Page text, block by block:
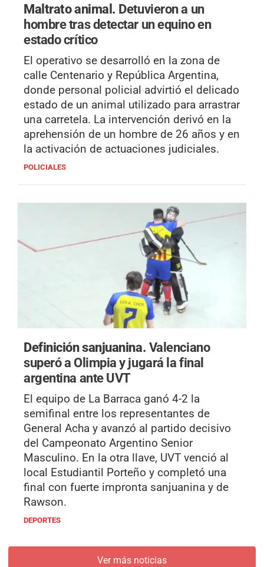
Maltrato animal. Detuvieron a un
hombre tras detectar un equino en
estado crítico
El operativo se desarrolló en la zona de
calle Centenario y República Argentina,
donde personal policial advirtió el delicado
estado de un animal utilizado para arrastrar
una carretela. La intervención derivó en la
aprehensión de un hombre de 26 años y en
la activación de actuaciones judiciales.
POLICIALES
Definición sanjuanina. Valenciano
superó a Olimpia y jugará la final
argentina ante UVT
El equipo de La Barraca ganó 4-2 la
semifinal entre los representantes de
General Acha y avanzó al partido decisivo
del Campeonato Argentino Senior
Masculino. En la otra llave, UVT venció al
local Estudiantil Porteño y completó una
final con fuerte impronta sanjuanina y de
Rawson.
DEPORTES
Ver más noticias